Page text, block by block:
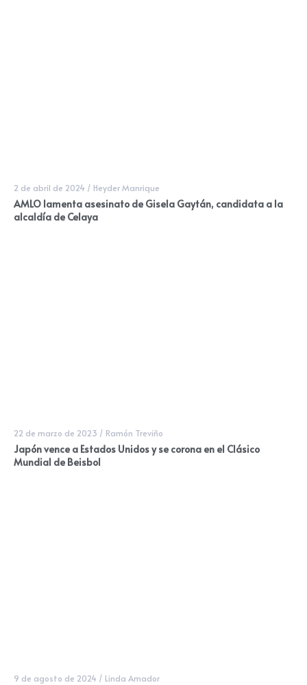
2 de abril de 2024 / Heyder Manrique
AMLO lamenta asesinato de Gisela Gaytán, candidata a la
alcaldía de Celaya
22 de marzo de 2023 / Ramón Treviño
Japón vence a Estados Unidos y se corona en el Clásico
Mundial de Beisbol
9 de agosto de 2024 / Linda Amador